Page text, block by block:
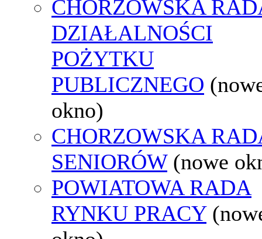
CHORZOWSKA
DZIAŁALNOŚCI
POŻYTKU
PUBLICZNEGO
okno)
CHORZOWSKA
SENIORÓW (nowe
POWIATOWA RADA
RYNKU PRACY